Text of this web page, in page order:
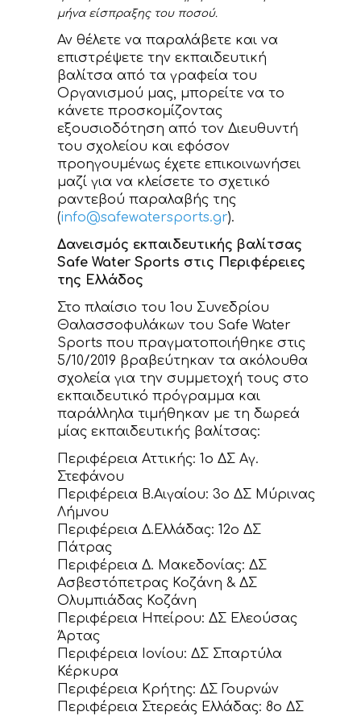
μήνα είσπραξης του ποσού.
Αν θέλετε να παραλάβετε και να
επιστρέψετε την εκπαιδευτική
βαλίτσα από τα γραφεία του
Οργανισμού μας, μπορείτε να το
κάνετε προσκομίζοντας
εξουσιοδότηση από τον Διευθυντή
του σχολείου και εφόσον
προηγουμένως έχετε επικοινωνήσει
μαζί για να κλείσετε το σχετικό
ραντεβού παραλαβής της
(info@safewatersports.gr).
Δανεισμός εκπαιδευτικής βαλίτσας
Safe Water Sports στις Περιφέρειες
της Ελλάδος
Στο πλαίσιο του 1ου Συνεδρίου
Θαλασσοφυλάκων του Safe Water
Sports που πραγματοποιήθηκε στις
5/10/2019 βραβεύτηκαν τα ακόλουθα
σχολεία για την συμμετοχή τους στο
εκπαιδευτικό πρόγραμμα και
παράλληλα τιμήθηκαν με τη δωρεά
μίας εκπαιδευτικής βαλίτσας:
Περιφέρεια Αττικής: 1ο ΔΣ Αγ.
Στεφάνου
Περιφέρεια Β.Αιγαίου: 3ο ΔΣ Μύρινας
Λήμνου
Περιφέρεια Δ.Ελλάδας: 12ο ΔΣ
Πάτρας
Περιφέρεια Δ. Μακεδονίας: ΔΣ
Ασβεστόπετρας Κοζάνη & ΔΣ
Ολυμπιάδας Κοζάνη
Περιφέρεια Ηπείρου: ΔΣ Ελεούσας
Άρτας
Περιφέρεια Ιονίου: ΔΣ Σπαρτύλα
Κέρκυρα
Περιφέρεια Κρήτης: ΔΣ Γουρνών
Περιφέρεια Στερεάς Ελλάδας: 8ο ΔΣ